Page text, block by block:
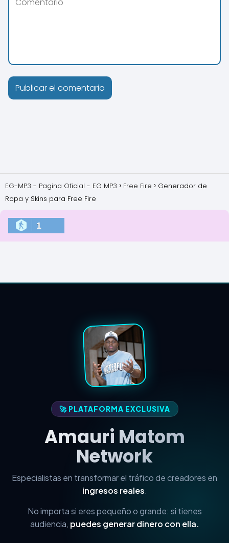
EG-MP3 - Pagina Oficial - EG MP3 Free Fire
Generador de
Ropa y Skins para Free Fire
1
🚀 PLATAFORMA EXCLUSIVA
Amauri Matom
Network
Especialistas en transformar el tráfico de creadores en
ingresos reales.
No importa si eres pequeño o grande: si tienes
audiencia, puedes generar dinero con ella.